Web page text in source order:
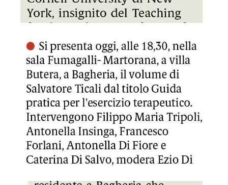
GDS 13/07/2024 Semplici esercizi per capire se stessi